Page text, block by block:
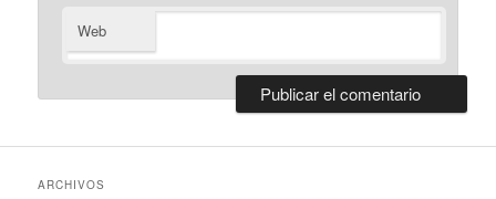
Web
ARCHIVOS